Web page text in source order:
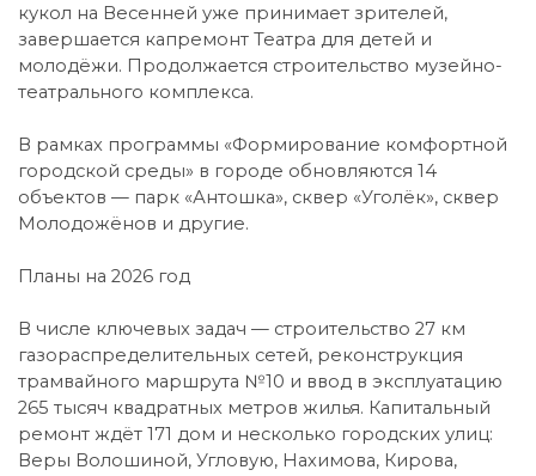
кукол на Весенней уже принимает зрителей,
завершается капремонт Театра для детей и
молодёжи. Продолжается строительство музейно-
театрального комплекса.
В рамках программы «Формирование комфортной
городской среды» в городе обновляются 14
объектов — парк «Антошка», сквер «Уголёк», сквер
Молодожёнов и другие.
Планы на 2026 год
В числе ключевых задач — строительство 27 км
газораспределительных сетей, реконструкция
трамвайного маршрута №10 и ввод в эксплуатацию
265 тысяч квадратных метров жилья. Капитальный
ремонт ждёт 171 дом и несколько городских улиц:
Веры Волошиной, Угловую, Нахимова, Кирова,